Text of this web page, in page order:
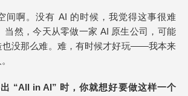
间啊。没有 AI 的时候，我觉得这事很难
当然，今天从零做一家 AI 原生公司，可能
也没那么难。难，有时候才好玩——我本来
出 “All in AI” 时，你就想好要做这样一个